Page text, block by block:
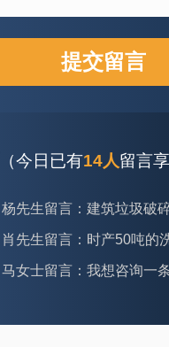
（今日已有14人留言
肖先生留言：时产50吨的洗
马女士留言：我想咨询一条生
龚先生留言：处理河石、花岗岩的